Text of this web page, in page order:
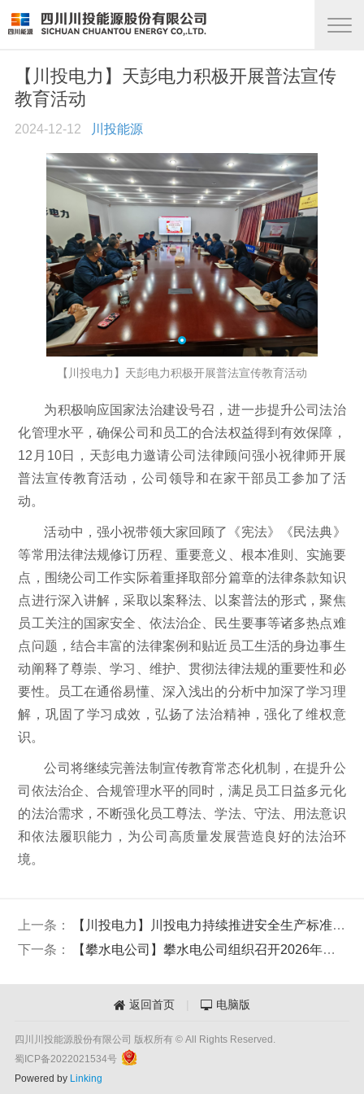
【川投电力】天彭电力积极开展普法宣传
教育活动
2024-12-12 川投能源
【川投电力】天彭电力积极开展普法宣传教育活动
为积极响应国家法治建设号召，进一步提升公司法治
化管理水平，确保公司和员工的合法权益得到有效保障，
12月10日，天彭电力邀请公司法律顾问强小祝律师开展
普法宣传教育活动，公司领导和在家干部员工参加了活
动。
活动中，强小祝带领大家回顾了《宪法》《民法典》
等常用法律法规修订历程、重要意义、根本准则、实施要
点，围绕公司工作实际着重择取部分篇章的法律条款知识
点进行深入讲解，采取以案释法、以案普法的形式，聚焦
员工关注的国家安全、依法治企、民生要事等诸多热点难
点问题，结合丰富的法律案例和贴近员工生活的身边事生
动阐释了尊崇、学习、维护、贯彻法律法规的重要性和必
要性。员工在通俗易懂、深入浅出的分析中加深了学习理
解，巩固了学习成效，弘扬了法治精神，强化了维权意
识。
公司将继续完善法制宣传教育常态化机制，在提升公
司依法治企、合规管理水平的同时，满足员工日益多元化
的法治需求，不断强化员工尊法、学法、守法、用法意识
和依法履职能力，为公司高质量发展营造良好的法治环
境。
上一条：
【川投电力】川投电力持续推进安全生产标准化建设
下一条：
【攀水电公司】攀水电公司组织召开2026年二季度经济运行分析会
 返回首页  电脑版
四川川投能源股份有限公司 版权所有 © All Rights Reserved.
蜀ICP备2022021534号
Powered by Linking